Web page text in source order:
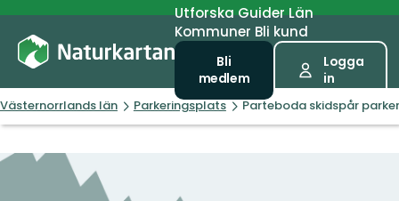
UtforskaGuiderLän
Kommuner Bli kund
Bli
medlem
Logga
in
Västernorrlands län Parkeringsplats Parteboda skidspår